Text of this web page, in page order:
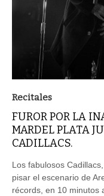
Recitales
FUROR POR LA
MARDEL PLATA
CADILLACS.
Los fabulosos
pisar el escenario de
récords, en 10 minutos